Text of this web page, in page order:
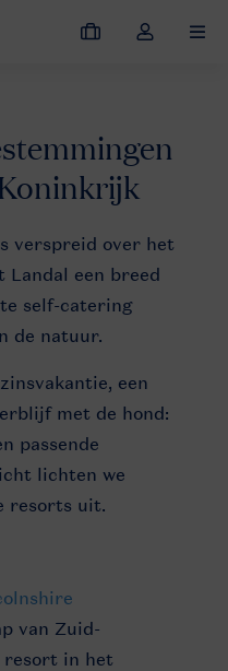
Mijn
Open
account
Brittannië met Landal
verspreid over het
een breed
self-catering
de natuur.
een
met de hond:
passende
lichten we
resorts uit.
van Zuid-
resort in het